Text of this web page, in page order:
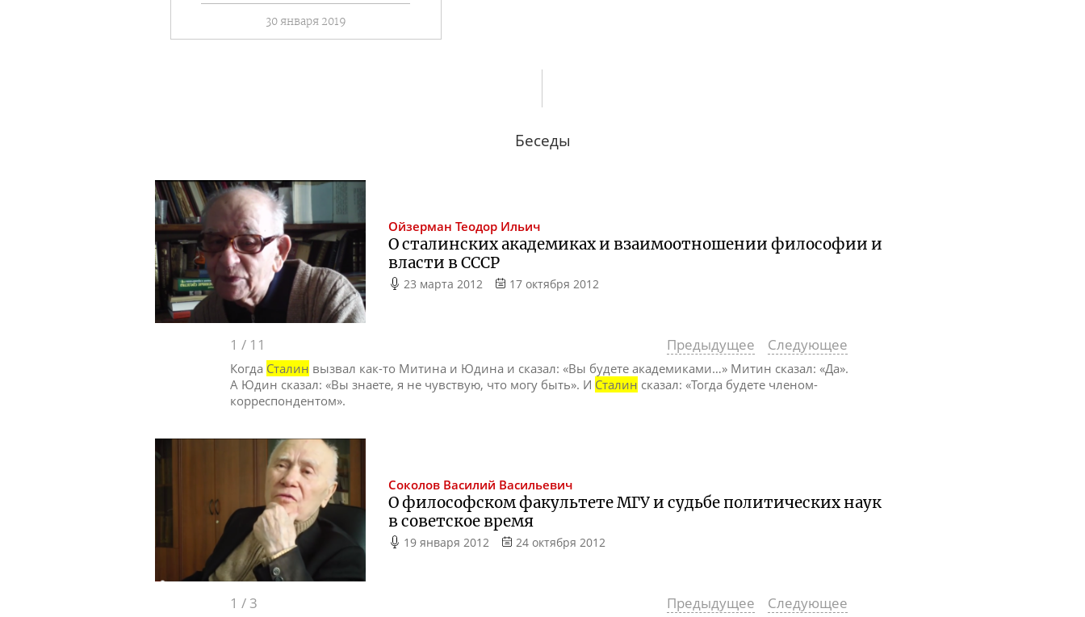
30 января 2019
Беседы
Ойзерман Теодор Ильич
О сталинских академиках и взаимоотношении философии и
власти в СССР
23 марта 2012 17 октября 2012
1 / 11 Предыдущее Следующее
Когда Сталин вызвал как-то Митина и Юдина и сказал: «Вы будете академиками…» Митин сказал: «Да».
А Юдин сказал: «Вы знаете, я не чувствую, что могу быть». И Сталин сказал: «Тогда будете членом-
корреспондентом».
Соколов Василий Васильевич
О философском факультете МГУ и судьбе политических наук
в советское время
19 января 2012 24 октября 2012
1 / 3 Предыдущее Следующее